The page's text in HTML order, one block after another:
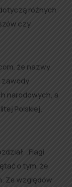
różnych
czy
że nazwy
narodowych, a
Polskiej.
„Flagi
o tym, że
Ze względów